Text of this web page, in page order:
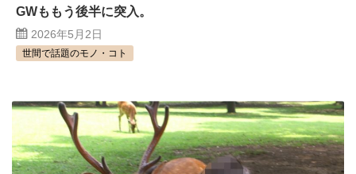
GWももう後半に突入。
2026年5月2日
世間で話題のモノ・コト